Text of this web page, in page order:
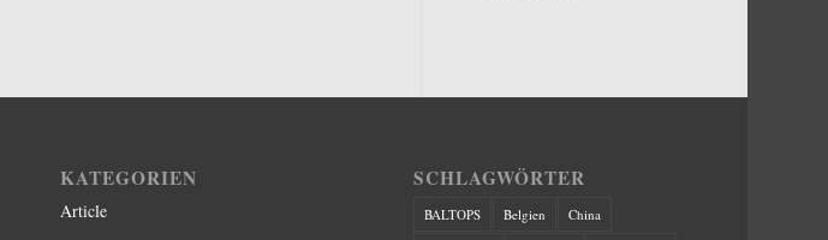
KATEGORIEN
Article
SCHLAGWÖRTER
BALTOPS Belgien
China